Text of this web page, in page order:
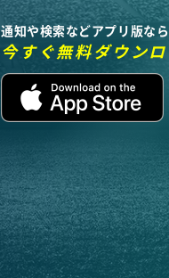
通知や検索などアプリ版な
今すぐ無料ダウン